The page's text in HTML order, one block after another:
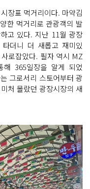
R
L
복
사
유
하
기
크
게
변
경
하
기
작
게
변
경
하
기
장표 먹거리이다. 마약김
한 먹거리로 관광객의 발
고 있다. 지난 11월 광장
더니 더 새롭고 재미있
로잡았다. 필자 역시 MZ
해 365일장을 알게 되었
그로서리 스토어부터 광
처 몰랐던 광장시장의 새